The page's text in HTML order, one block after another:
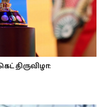
திருவிழா: